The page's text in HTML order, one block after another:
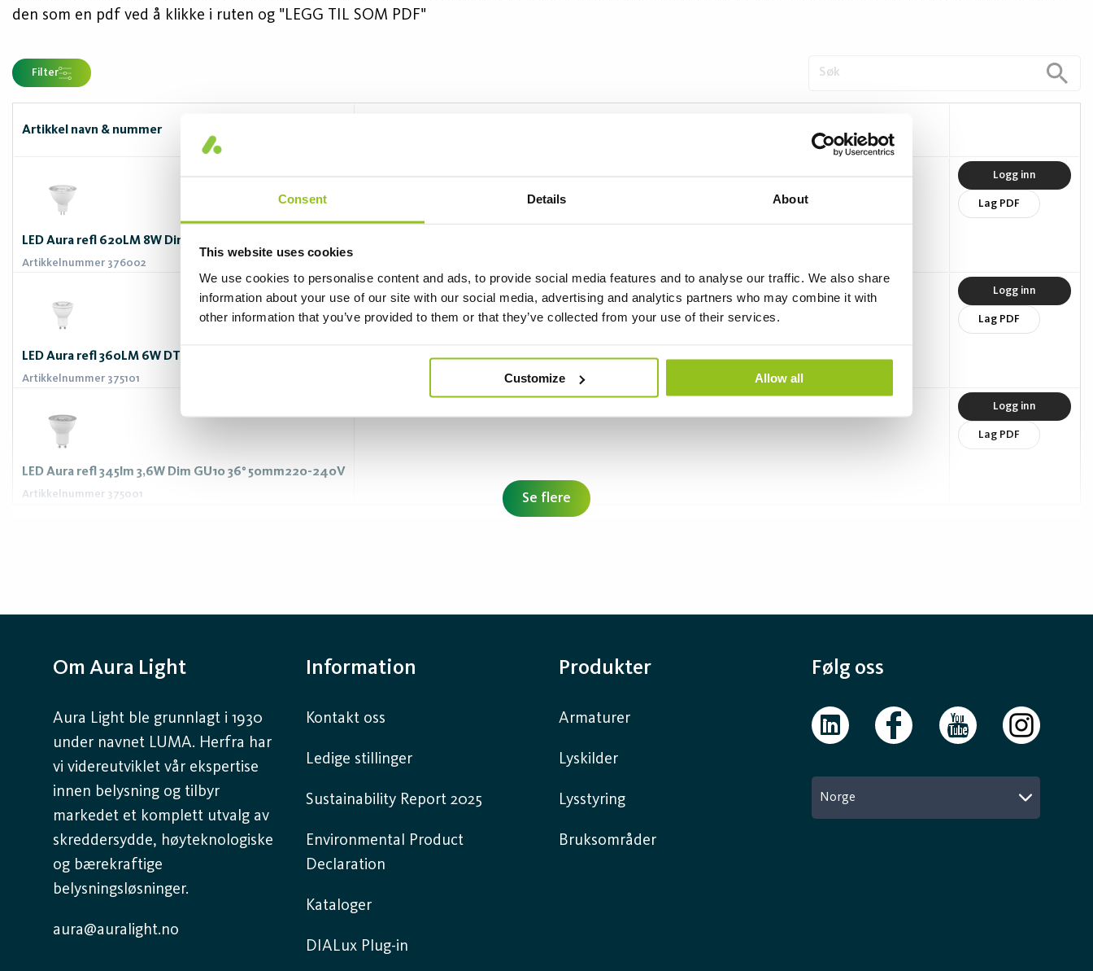
Consent Details About
This website uses cookies
We use cookies to personalise content and ads, to provide social media features and to analyse our traffic. We also share
information about your use of our site with our social media, advertising and analytics partners who may combine it with
other information that you’ve provided to them or that they’ve collected from your use of their services.
Customize Allow all
den som en pdf ved å klikke i ruten og "LEGG TIL SOM PDF"
Filter
Se flere
Artikkel navn & nummer Lysutbytte (lm/W)
LED Aura refl 620LM 8W Dim GU5,3 12V 50 mm 2700K
Artikkelnummer 376002
Logg inn
Lag PDF
LED Aura refl 360LM 6W DTW GU10 50mm Dim to warm
Artikkelnummer 375101
GU10 35W (std) Logg inn
Lag PDF
LED Aura refl 345lm 3,6W Dim GU10 36° 50mm220-240V
Artikkelnummer 375001
Logg inn
Lag PDF
Om Aura Light
Aura Light ble grunnlagt i 1930
under navnet LUMA. Herfra har
vi videreutviklet vår ekspertise
innen belysning og tilbyr
markedet et komplett utvalg av
skreddersydde, høyteknologiske
og bærekraftige
belysningsløsninger.
aura@auralight.no
Information
Kontakt oss
Ledige stillinger
Sustainability Report 2025
Environmental Product
Declaration
Kataloger
DIALux Plug-in
Produkter
Armaturer
Lyskilder
Lysstyring
Bruksområder
Følg oss
Norge